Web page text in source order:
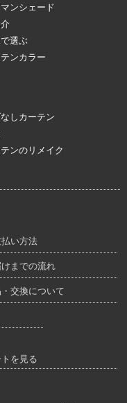
ンシェード
選ぶ
ンカラー
しカーテン
ンのリメイク
払い方法
けまでの流れ
交換について
トを見る